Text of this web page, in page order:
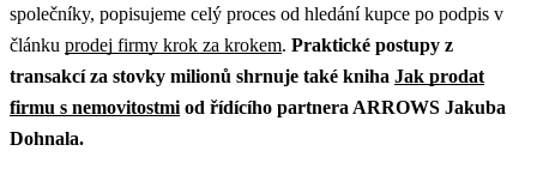
společníky, popisujeme celý proces od hledání kupce po podpis v
článku prodej firmy krok za krokem. Praktické postupy z
transakcí za stovky milionů shrnuje také kniha Jak prodat
firmu s nemovitostmi od řídícího partnera ARROWS Jakuba
Dohnala.